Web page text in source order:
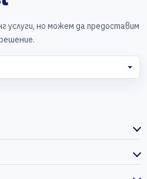
услуги, но можем да предоставим